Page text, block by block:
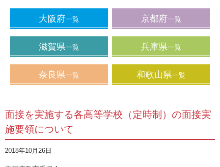
大阪府一覧 京都府一覧
滋賀県一覧 兵庫県一覧
奈良県一覧 和歌山県一覧
面接を実施する各高等学校（定時制）の面接実
施要領について
2018年10月26日